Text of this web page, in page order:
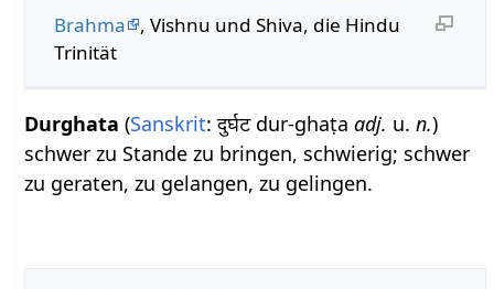
Brahma
, Vishnu und Shiva, die Hindu
Trinität
Durghata (Sanskrit: दुर्घट dur-ghaṭaadj. u.n.)
schwer zu Stande zu bringen, schwierig; schwer
zu geraten, zu gelangen, zu gelingen.